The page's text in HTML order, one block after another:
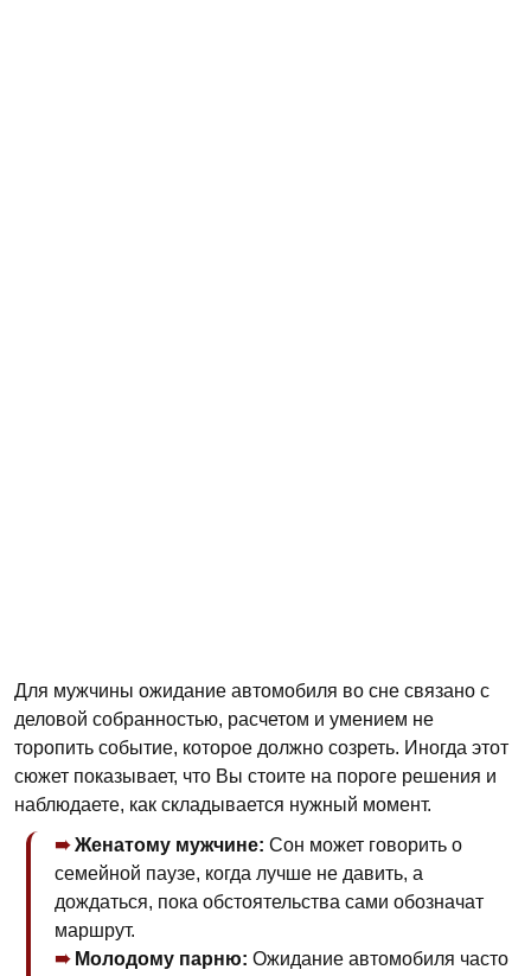
Для мужчины ожидание автомобиля во сне связано с
деловой собранностью, расчетом и умением не
торопить событие, которое должно созреть. Иногда этот
сюжет показывает, что Вы стоите на пороге решения и
наблюдаете, как складывается нужный момент.
Женатому мужчине: Сон может говорить о
семейной паузе, когда лучше не давить, а
дождаться, пока обстоятельства сами обозначат
маршрут.
Молодому парню: Ожидание автомобиля часто